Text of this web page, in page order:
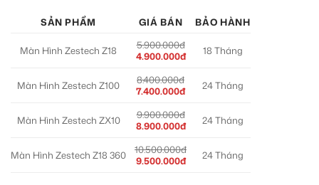
SẢN PHẨM GIÁ BÁN BẢO HÀNH
Màn Hình Zestech Z18
5.900.000đ
4.900.000đ
18 Tháng
Màn Hình Zestech Z100
8.400.000đ
7.400.000đ
24 Tháng
Màn Hình Zestech ZX10
9.900.000đ
8.900.000đ
24 Tháng
Màn Hình Zestech Z18 360
10.500.000đ
9.500.000đ
24 Tháng